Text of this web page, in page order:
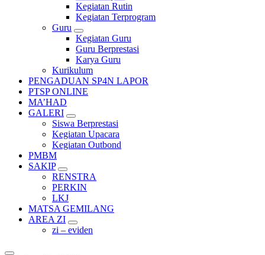
Kegiatan Rutin
Kegiatan Terprogram
Guru
Kegiatan Guru
Guru Berprestasi
Karya Guru
Kurikulum
PENGADUAN SP4N LAPOR
PTSP ONLINE
MA’HAD
GALERI
Siswa Berprestasi
Kegiatan Upacara
Kegiatan Outbond
PMBM
SAKIP
RENSTRA
PERKIN
LKJ
MATSA GEMILANG
AREA ZI
zi – eviden